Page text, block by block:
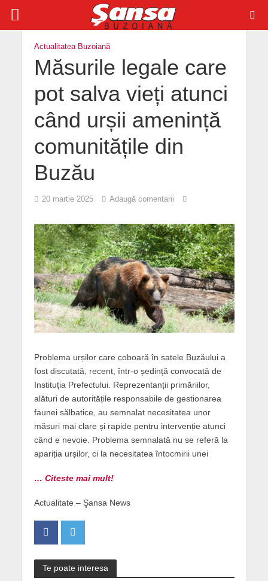
Actualitatea Buzoiană
Măsurile legale care
pot salva vieți atunci
când urșii amenință
comunitățile din
Buzău
20 martie 2025 Adaugă comentarii
Problema urșilor care coboară în satele Buzăului a
fost discutată, recent, într-o ședință convocată de
Instituția Prefectului. Reprezentanții primăriilor,
alături de autoritățile responsabile de gestionarea
faunei sălbatice, au semnalat necesitatea unor
măsuri mai clare și rapide pentru intervenție atunci
când e nevoie. Problema semnalată nu se referă la
apariția urșilor, ci la necesitatea întocmirii unei
… Citeste mai mult!
Actualitate – Şansa News
Te poate interesa